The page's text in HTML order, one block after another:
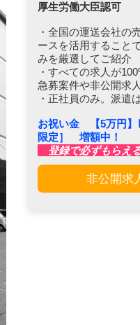
厚生労働大臣認可
・全国の運送会社の
ースを活用すること
みを厳選してご紹介
・すべての求人が
急募案件や非公開求
・正社員のみ。派遣
お祝い金 【5万円】
限定］ 増額中！
登録で必ずもらえ
非公開求